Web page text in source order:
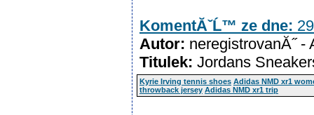
KomentĂˇĹ™ ze dne:
Autor: neregistrovanĂ˝
Titulek: Jordans
Kyrie Irving tennis shoes Adidas NMD xr1
throwback jersey Adidas NMD xr1 trip